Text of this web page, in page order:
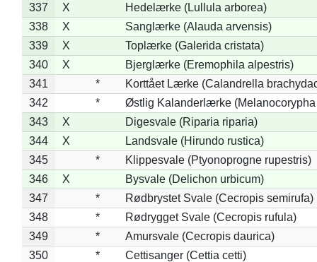
337
X
Hedelærke (Lullula arborea)
338
X
Sanglærke (Alauda arvensis)
339
X
Toplærke (Galerida cristata)
340
X
Bjerglærke (Eremophila alpestris)
341
*
Korttået Lærke (Calandrella
342
*
Østlig Kalanderlærke (Melanocorypha
343
X
Digesvale (Riparia riparia)
344
X
Landsvale (Hirundo rustica)
345
*
Klippesvale (Ptyonoprogne rupestris)
346
X
Bysvale (Delichon urbicum)
347
*
Rødbrystet Svale (Cecropis semirufa)
348
*
Rødrygget Svale (Cecropis rufula)
349
*
Amursvale (Cecropis daurica)
350
*
Cettisanger (Cettia cetti)